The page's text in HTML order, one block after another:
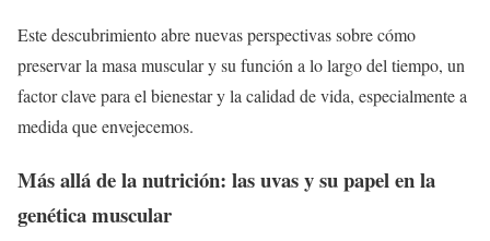
Este descubrimiento abre nuevas perspectivas sobre cómo
preservar la masa muscular y su función a lo largo del tiempo, un
factor clave para el bienestar y la calidad de vida, especialmente a
medida que envejecemos.
Más allá de la nutrición: las uvas y su papel en la
genética muscular